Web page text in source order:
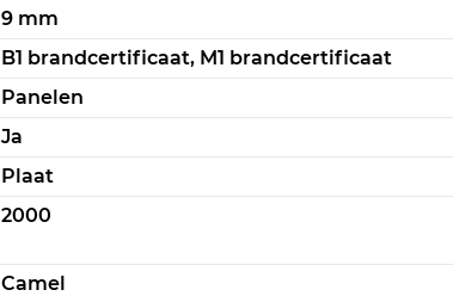
9 mm
B1 brandcertificaat, M1 brandcertificaat
Panelen
Ja
Plaat
2000
Camel